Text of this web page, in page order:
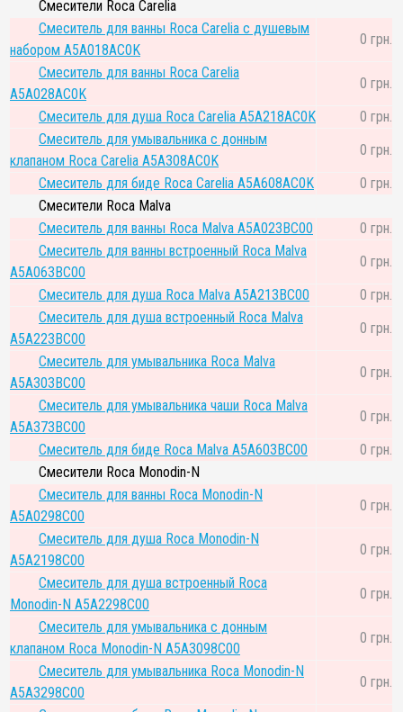
Смесители Roca Carelia
Смеситель для ванны Roca Carelia с душевым
набором A5A018AC0K
0 грн.
Смеситель для ванны Roca Carelia
A5A028AC0K
0 грн.
Смеситель для душа Roca Carelia A5A218AC0K
0 грн.
Смеситель для умывальника с донным
клапаном Roca Carelia A5A308AC0K
0 грн.
Смеситель для биде Roca Carelia A5A608AC0K
0 грн.
Смесители Roca Malva
Смеситель для ванны Roca Malva A5A023BC00
0 грн.
Смеситель для ванны встроенный Roca Malva
A5A063BC00
0 грн.
Смеситель для душа Roca Malva A5A213BC00
0 грн.
Смеситель для душа встроенный Roca Malva
A5A223BC00
0 грн.
Смеситель для умывальника Roca Malva
A5A303BC00
0 грн.
Смеситель для умывальника чаши Roca Malva
A5A373BC00
0 грн.
Смеситель для биде Roca Malva A5A603BC00
0 грн.
Смесители Roca Monodin-N
Смеситель для ванны Roca Monodin-N
A5A0298C00
0 грн.
Смеситель для душа Roca Monodin-N
A5A2198C00
0 грн.
Смеситель для душа встроенный Roca
Monodin-N A5A2298C00
0 грн.
Смеситель для умывальника с донным
клапаном Roca Monodin-N A5A3098C00
0 грн.
Смеситель для умывальника Roca Monodin-N
A5A3298C00
0 грн.